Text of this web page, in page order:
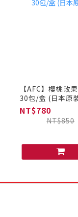
【AFC】櫻桃玫
30包/盒 (日本原
NT$780
NT$850